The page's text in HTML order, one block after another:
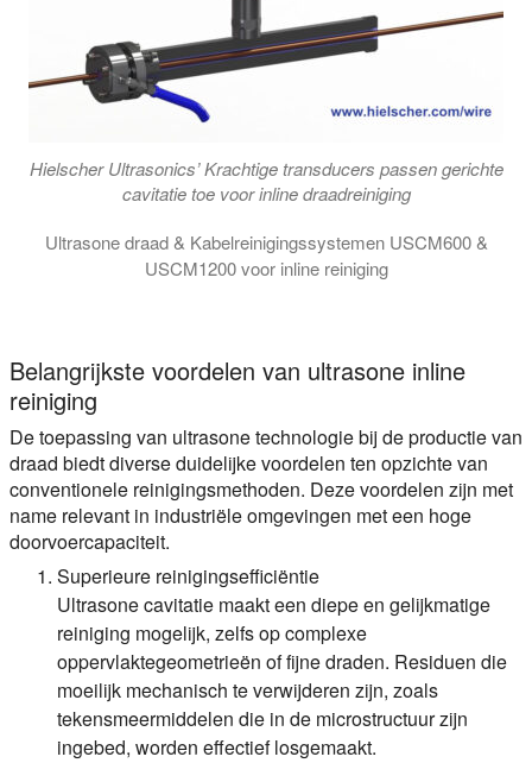
Hielscher Ultrasonics’ Krachtige transducers passen gerichte
cavitatie toe voor inline draadreiniging
Ultrasone draad & Kabelreinigingssystemen USCM600 &
USCM1200 voor inline reiniging
Belangrijkste voordelen van ultrasone inline
reiniging
De toepassing van ultrasone technologie bij de productie van
draad biedt diverse duidelijke voordelen ten opzichte van
conventionele reinigingsmethoden. Deze voordelen zijn met
name relevant in industriële omgevingen met een hoge
doorvoercapaciteit.
Superieure reinigingsefficiëntie
Ultrasone cavitatie maakt een diepe en gelijkmatige
reiniging mogelijk, zelfs op complexe
oppervlaktegeometrieën of fijne draden. Residuen die
moeilijk mechanisch te verwijderen zijn, zoals
tekensmeermiddelen die in de microstructuur zijn
ingebed, worden effectief losgemaakt.